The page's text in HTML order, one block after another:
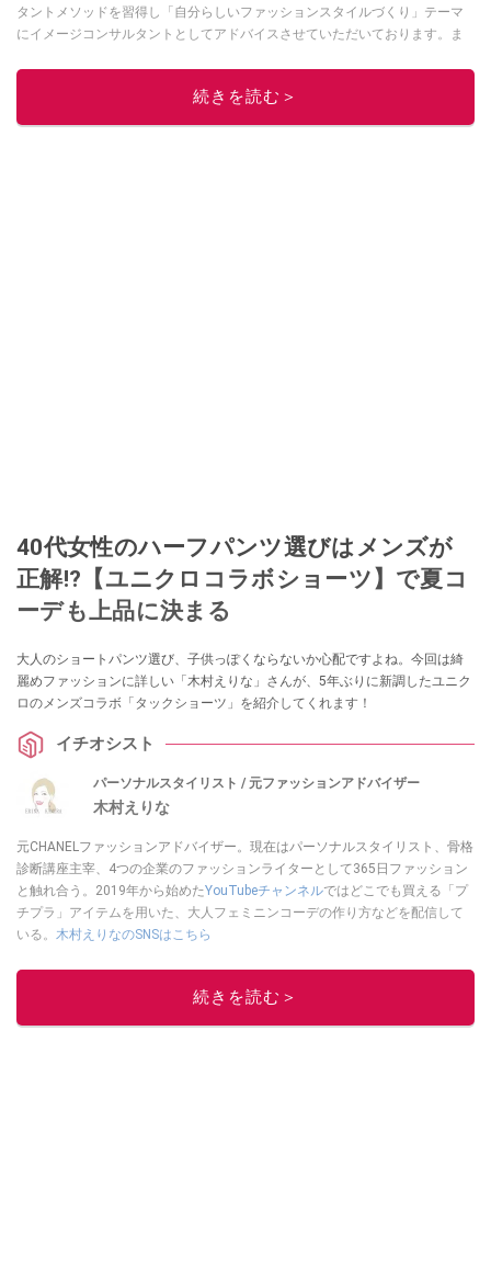
タントメソッドを習得し「自分らしいファッションスタイルづくり」テーマ
にイメージコンサルタントとしてアドバイスさせていただいております。ま
積み上げ続けている外資系企業のコンサルタント（25年以上のキャリア）か
続きを読む＞
40代女性のハーフパンツ選びはメンズが
正解!?【ユニクロコラボショーツ】で夏コ
ーデも上品に決まる
大人のショートパンツ選び、子供っぽくならないか心配ですよね。今回は綺
麗めファッションに詳しい「木村えりな」さんが、5年ぶりに新調したユニク
ロのメンズコラボ「タックショーツ」を紹介してくれます！
イチオシスト
パーソナルスタイリスト / 元ファッションアドバイザー
木村えりな
元CHANELファッションアドバイザー。現在はパーソナルスタイリスト、骨格
診断講座主宰、4つの企業のファッションライターとして365日ファッション
と触れ合う。2019年から始めたYouTubeチャンネルではどこでも買える「プ
チプラ」アイテムを用いた、大人フェミニンコーデの作り方などを配信して
いる。 木村えりなのSNSはこちら
このイチオシストの他の記事を読む
続きを読む＞